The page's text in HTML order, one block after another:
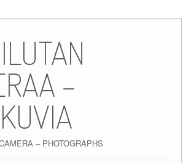
–
– PHOTOGRAPHS